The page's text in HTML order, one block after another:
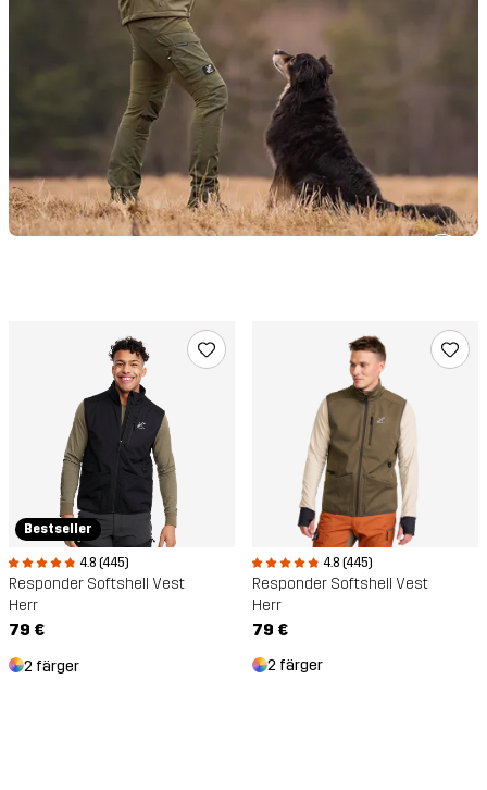
Bestseller
4.8 (445)
Responder Softshell Vest
Herr
79 €
2 färger
4.8 (445)
Responder Softshell Vest
Herr
79 €
2 färger